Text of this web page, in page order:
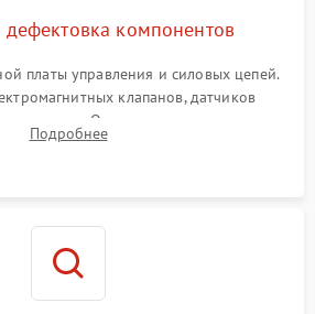
дефектовка компонентов
платы управления и силовых цепей.
клапанов, датчиков
Оценка степени износа
уплотнительных колец гидросистемы
Подробнее